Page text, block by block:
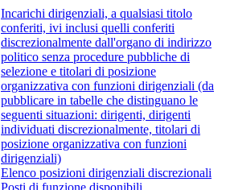
Incarichi dirigenziali, a qualsiasi titolo
conferiti, ivi inclusi quelli conferiti
discrezionalmente dall'organo di indirizzo
politico senza procedure pubbliche di
selezione e titolari di posizione
organizzativa con funzioni dirigenziali (da
pubblicare in tabelle che distinguano le
seguenti situazioni: dirigenti, dirigenti
individuati discrezionalmente, titolari di
posizione organizzativa con funzioni
dirigenziali)
Elenco posizioni dirigenziali discrezionali